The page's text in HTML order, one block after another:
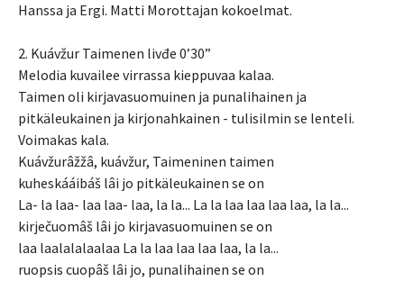
Hanssa ja Ergi. Matti Morottajan kokoelmat.
2. Kuávžur Taimenen livđe 0’30”
Melodia kuvailee virrassa kieppuvaa kalaa.
Taimen oli kirjavasuomuinen ja punalihainen ja
pitkäleukainen ja kirjonahkainen - tulisilmin se lenteli.
Voimakas kala.
Kuávžurâžžâ, kuávžur, Taimeninen taimen
kuheskááibáš lâi jo pitkäleukainen se on
La- la laa- laa laa- laa, la la... La la laa laa laa laa, la la...
kirječuomâš lâi jo kirjavasuomuinen se on
laa laalalalaalaa La la laa laa laa laa, la la...
ruopsis cuopâš lâi jo, punalihainen se on